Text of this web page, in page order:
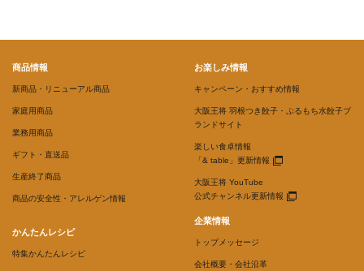
商品情報
新商品・リニューアル商品
家庭用商品
業務用商品
ギフト・直送品
生産終了商品
商品の安全性・アレルゲン情報
お楽しみ情報
キャンペーン・おすすめ情報
大阪王将 羽根つき餃子・ぷるもち水餃子ブ
ランドサイト
楽しい食卓情報
「& table」更新情報
大阪王将 YouTube
公式チャンネル更新情報
かんたんレシピ
特集かんたんレシピ
企業情報
トップメッセージ
会社概要・会社沿革